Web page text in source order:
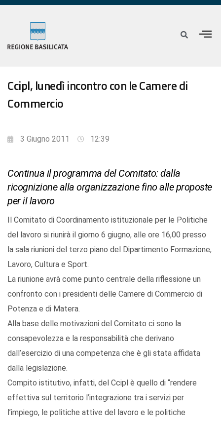
Ccipl, lunedì incontro con le Camere di
Commercio
3 Giugno 2011 12:39
Continua il programma del Comitato: dalla
ricognizione alla organizzazione fino alle proposte
per il lavoro
Il Comitato di Coordinamento istituzionale per le Politiche
del lavoro si riunirà il giorno 6 giugno, alle ore 16,00 presso
la sala riunioni del terzo piano del Dipartimento Formazione,
Lavoro, Cultura e Sport.
La riunione avrà come punto centrale della riflessione un
confronto con i presidenti delle Camere di Commercio di
Potenza e di Matera.
Alla base delle motivazioni del Comitato ci sono la
consapevolezza e la responsabilità che derivano
dall’esercizio di una competenza che è gli stata affidata
dalla legislazione.
Compito istitutivo, infatti, del Ccipl è quello di “rendere
effettiva sul territorio l’integrazione tra i servizi per
l’impiego, le politiche attive del lavoro e le politiche